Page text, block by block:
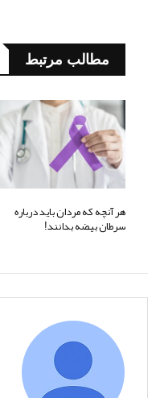
مطالب مرتبط
هر آنچه که مردان باید درباره
سرطان بیضه بدانند!